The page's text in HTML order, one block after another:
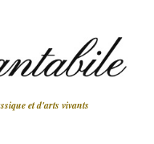
et d'arts vivants